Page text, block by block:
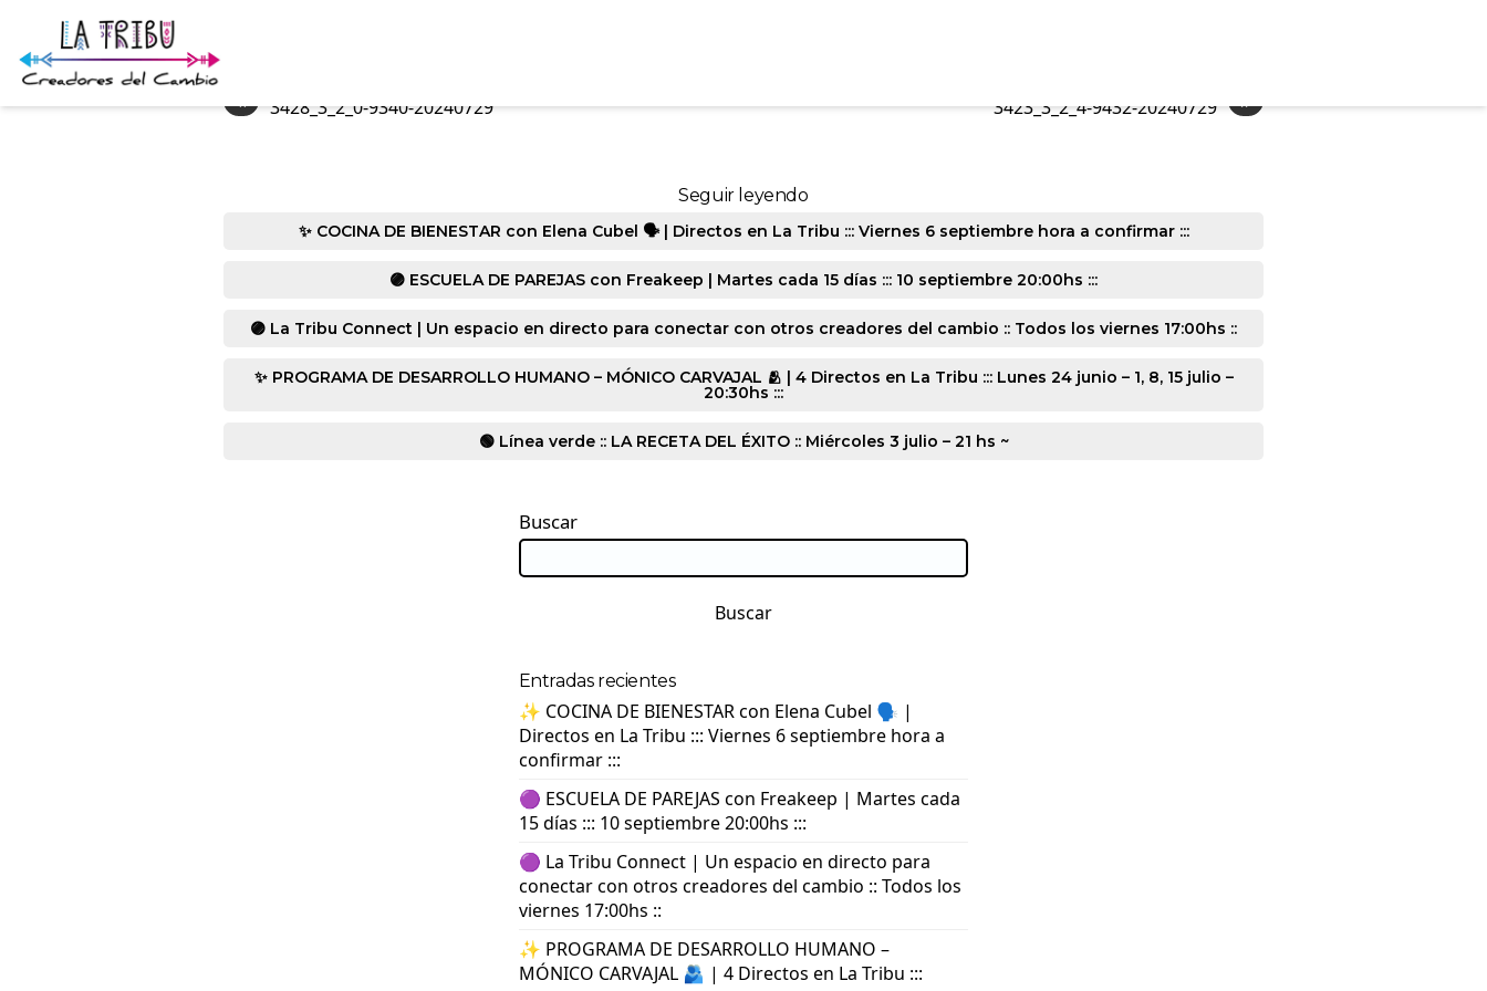
« 3428_3_2_0-9340-20240729 »
3423_3_2_4-9432-20240729
Seguir leyendo
✨ COCINA DE BIENESTAR con Elena Cubel 🗣️ | Directos en La Tribu ::: Viernes 6 septiembre hora a confirmar :::
🟣 ESCUELA DE PAREJAS con Freakeep | Martes cada 15 días ::: 10 septiembre 20:00hs :::
🟣 La Tribu Connect | Un espacio en directo para conectar con otros creadores del cambio :: Todos los viernes 17:00hs ::
✨ PROGRAMA DE DESARROLLO HUMANO – MÓNICO CARVAJAL 🫂 | 4 Directos en La Tribu ::: Lunes 24 junio – 1, 8, 15 julio –
20:30hs :::
🟢 Línea verde :: LA RECETA DEL ÉXITO :: Miércoles 3 julio – 21 hs ~
Buscar
Buscar
Entradas recientes
✨ COCINA DE BIENESTAR con Elena Cubel 🗣️ |
Directos en La Tribu ::: Viernes 6 septiembre hora a
confirmar :::
🟣 ESCUELA DE PAREJAS con Freakeep | Martes cada
15 días ::: 10 septiembre 20:00hs :::
🟣 La Tribu Connect | Un espacio en directo para
conectar con otros creadores del cambio :: Todos los
viernes 17:00hs ::
✨ PROGRAMA DE DESARROLLO HUMANO –
MÓNICO CARVAJAL 🫂 | 4 Directos en La Tribu :::